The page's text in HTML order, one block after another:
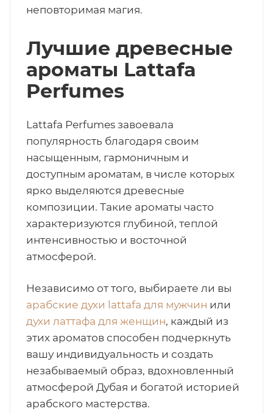
неповторимая магия.
Лучшие древесные
ароматы Lattafa
Perfumes
Lattafa Perfumes завоевала
популярность благодаря своим
насыщенным, гармоничным и
доступным ароматам, в числе которых
ярко выделяются древесные
композиции. Такие ароматы часто
характеризуются глубиной, теплой
интенсивностью и восточной
атмосферой.
Независимо от того, выбираете ли вы
арабские духи lattafa для мужчин или
духи латтафа для женщин, каждый из
этих ароматов способен подчеркнуть
вашу индивидуальность и создать
незабываемый образ, вдохновленный
атмосферой Дубая и богатой историей
арабского мастерства.